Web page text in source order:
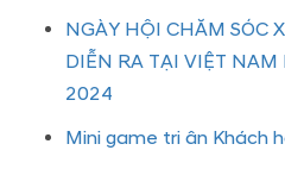
NGÀY HỘI CHĂM SÓC
DIỄN RA TẠI VIỆT NAM
2024
Mini game tri ân Khách